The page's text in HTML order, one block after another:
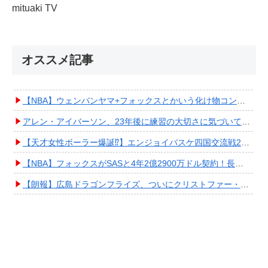
mituaki TV
オススメ記事
【NBA】ウェンバンヤマ+フォックスとかいう化け物コンビが爆誕してしまうwwwwwwwwww
アレン・アイバーソン、23年後に練習の大切さに気づいてしまうwwwwwwwwwwww
【天才女性ボーラー爆誕⁉︎】エンジョイバスケ四国交流戦2025 in 香川③ #エアボーズ #427
【NBA】フォックスがSASと4年2億2900万ドル契約！長期確保しPO進出へ期待高まる
【朗報】広島ドラゴンフライズ、ついにクリストファー・スミス獲得キタ━━━━(ﾟ∀ﾟ)━━━━!!